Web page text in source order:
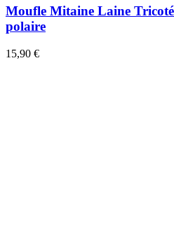
Moufle Mitaine Laine
polaire
15,90 €